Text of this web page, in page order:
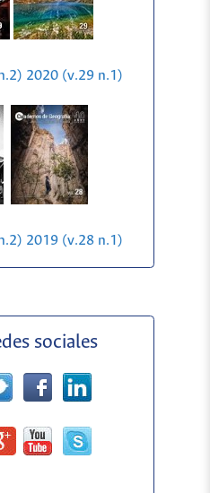
2020 (v.29 n.1)
2019 (v.28 n.1)
sociales